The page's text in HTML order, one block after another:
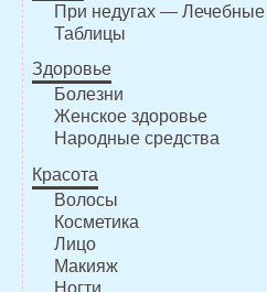
При недугах — Лечебные
Таблицы
Здоровье
Болезни
Женское здоровье
Народные средства
Красота
Волосы
Косметика
Лицо
Макияж
Ногти